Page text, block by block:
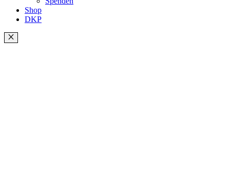
Shop
DKP
Schließen